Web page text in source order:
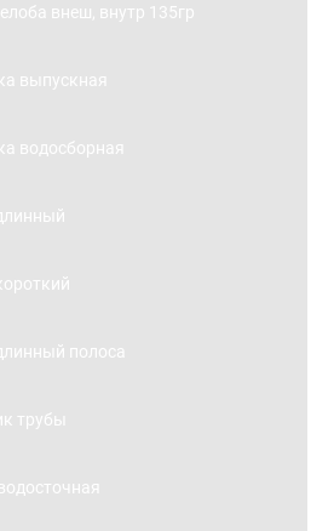
внеш, внутр 135гр
выпускная
водосборная
полоса
трубы